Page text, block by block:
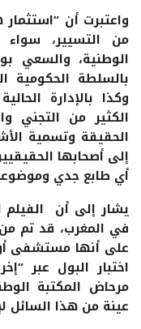
واعتبرت أن
من التسيير،
الوطنية، والسعي
بالسلطة الحكومية
وكذا بالإدارة
الكثير من التجني
الحقيقة وتسمية
إلى أصحابها
أي طابع جدي
يشار إلى أن
في المغرب، قد تم من
على أنها مستشفى
اختبار البول عبر
مرحاض المكتبة
عينة من هذا السائل